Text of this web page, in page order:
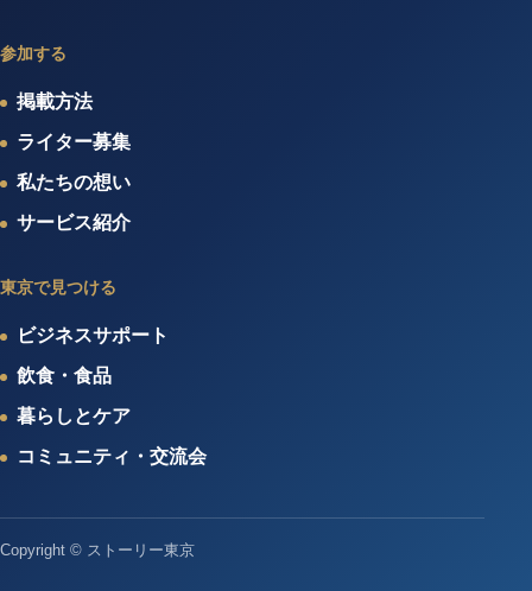
参加する
掲載方法
ライター募集
私たちの想い
サービス紹介
東京で見つける
ビジネスサポート
飲食・食品
暮らしとケア
コミュニティ・交流会
Copyright © ストーリー東京